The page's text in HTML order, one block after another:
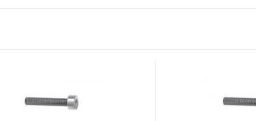
4 - Rotorwelleneinheit
7 - Motorbefestigung
9 - Heckrotorgetriebe
TDR - 4 - Rotorwelleneinheit
TDR - 6 - Anlenkung &
TDR - 8 - Heckrohraufnahme